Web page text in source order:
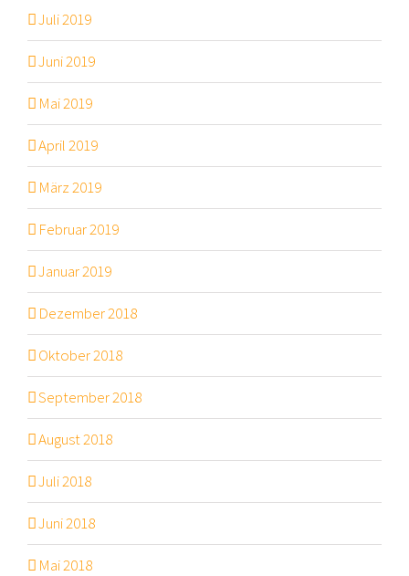
Juli 2019
Juni 2019
Mai 2019
April 2019
März 2019
Februar 2019
Januar 2019
Dezember 2018
Oktober 2018
September 2018
August 2018
Juli 2018
Juni 2018
Mai 2018